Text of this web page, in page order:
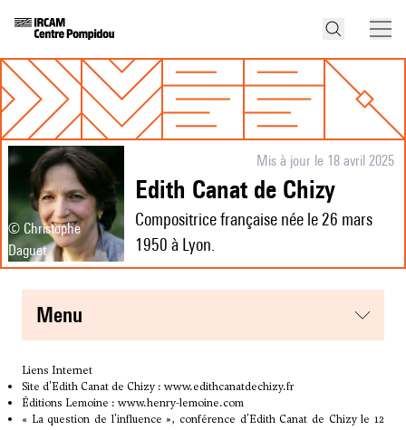
© Christophe
Daguet
Mis à jour le 18 avril 2025
Edith Canat de Chizy
Compositrice française née le 26 mars
1950 à Lyon.
menu
Liens Internet
Site d'Edith Canat de Chizy : www.edithcanatdechizy.fr
Éditions Lemoine : www.henry-lemoine.com
« La question de l'influence », conférence d'Edith Canat de Chizy le 12